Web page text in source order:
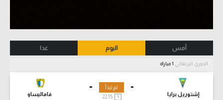
أمس اليوم غدا
الدوري البرتغالي
-
إشتوريل برايا
-
فاماليساو
لم تبدأ
22:15